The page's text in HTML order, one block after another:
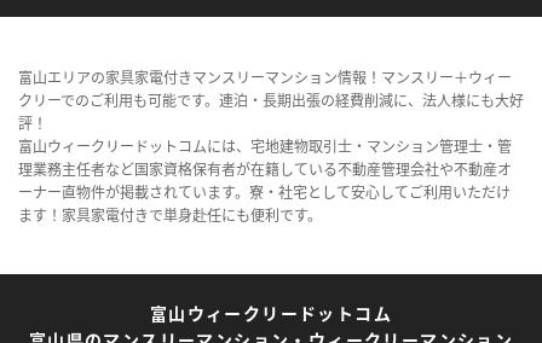
富山エリアの家具家電付きマンスリーマンション情報！マンスリー＋ウィー
クリーでのご利用も可能です。連泊・長期出張の経費削減に、法人様にも大好
評！
富山ウィークリードットコムには、宅地建物取引士・マンション管理士・管
理業務主任者など国家資格保有者が在籍している不動産管理会社や不動産オ
ーナー直物件が掲載されています。寮・社宅として安心してご利用いただけ
ます！家具家電付きで単身赴任にも便利です。
富山ウィークリードットコム